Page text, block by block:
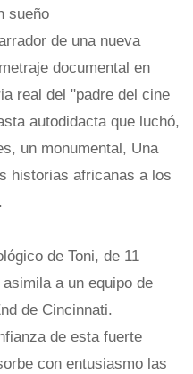
sueño
de una nueva
documental en
real del "padre del cine
autodidacta que luchó,
un monumental, Una
historias africanas a los
.
de Toni, de 11
a un equipo de
de Cincinnati.
de esta fuerte
con entusiasmo las